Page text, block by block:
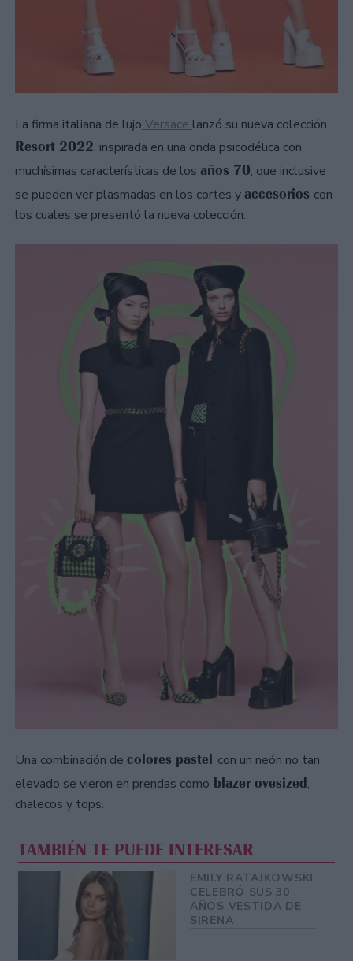
La firma italiana de lujo Versace lanzó su nueva colección
Resort 2022, inspirada en una onda psicodélica con
muchísimas características de los años 70, que inclusive
se pueden ver plasmadas en los cortes y accesorios con
los cuales se presentó la nueva colección.
Una combinación de colores pastel con un neón no tan
elevado se vieron en prendas como blazer ovesized,
chalecos y tops.
TAMBIÉN TE PUEDE INTERESAR
EMILY RATAJKOWSKI
​CELEBRÓ SUS 30
AÑOS VESTIDA DE
SIRENA